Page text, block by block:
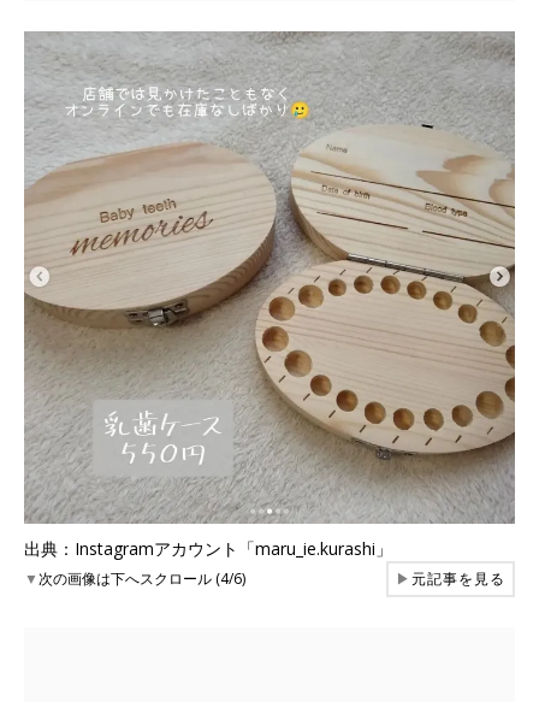
出典：Instagramアカウント「maru_ie.kurashi」
▼次の画像は下へスクロール (4/6) ▶元記事を見る